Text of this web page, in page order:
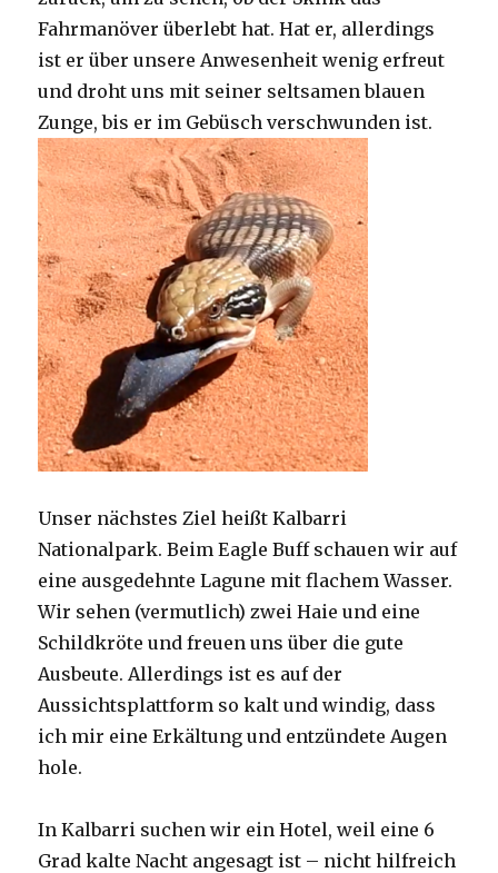
Fahrmanöver überlebt hat. Hat er, allerdings
ist er über unsere Anwesenheit wenig erfreut
und droht uns mit seiner seltsamen blauen
Zunge, bis er im Gebüsch verschwunden ist.
Unser nächstes Ziel heißt Kalbarri
Nationalpark. Beim Eagle Buff schauen wir auf
eine ausgedehnte Lagune mit flachem Wasser.
Wir sehen (vermutlich) zwei Haie und eine
Schildkröte und freuen uns über die gute
Ausbeute. Allerdings ist es auf der
Aussichtsplattform so kalt und windig, dass
ich mir eine Erkältung und entzündete Augen
hole.
In Kalbarri suchen wir ein Hotel, weil eine 6
Grad kalte Nacht angesagt ist – nicht hilfreich